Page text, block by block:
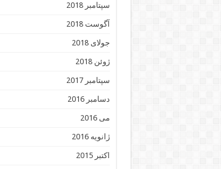
سپتامبر 2018
آگوست 2018
جولای 2018
ژوئن 2018
سپتامبر 2017
دسامبر 2016
می 2016
ژانویه 2016
اکتبر 2015